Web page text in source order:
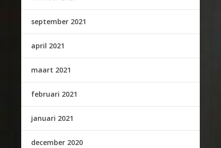
september 2021
april 2021
maart 2021
februari 2021
januari 2021
december 2020